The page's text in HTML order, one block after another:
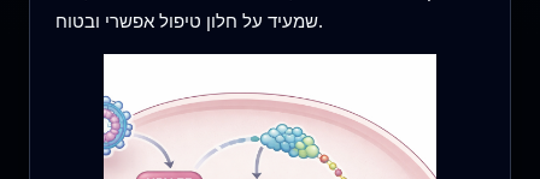
שמעיד על חלון טיפול אפשרי ובטוח.